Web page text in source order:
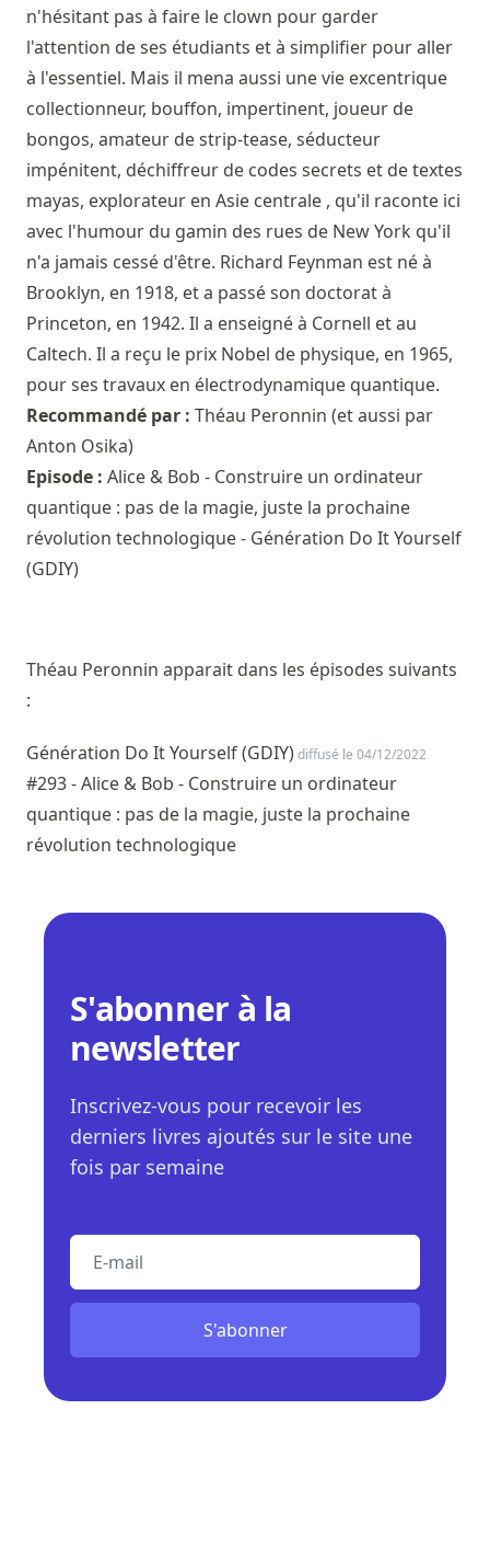
n'hésitant pas à faire le clown pour garder
l'attention de ses étudiants et à simplifier pour aller
à l'essentiel. Mais il mena aussi une vie excentrique
collectionneur, bouffon, impertinent, joueur de
bongos, amateur de strip-tease, séducteur
impénitent, déchiffreur de codes secrets et de textes
mayas, explorateur en Asie centrale , qu'il raconte ici
avec l'humour du gamin des rues de New York qu'il
n'a jamais cessé d'être. Richard Feynman est né à
Brooklyn, en 1918, et a passé son doctorat à
Princeton, en 1942. Il a enseigné à Cornell et au
Caltech. Il a reçu le prix Nobel de physique, en 1965,
pour ses travaux en électrodynamique quantique.
Recommandé par : Théau Peronnin (et aussi par
Anton Osika)
Episode : Alice & Bob - Construire un ordinateur
quantique : pas de la magie, juste la prochaine
révolution technologique - Génération Do It Yourself
(GDIY)
Théau Peronnin apparait dans les épisodes suivants
:
Génération Do It Yourself (GDIY)diffusé le 04/12/2022
#293 - Alice & Bob - Construire un ordinateur
quantique : pas de la magie, juste la prochaine
révolution technologique
S'abonner à la
newsletter
Inscrivez-vous pour recevoir les
derniers livres ajoutés sur le site une
fois par semaine
S'abonner